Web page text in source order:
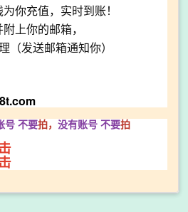
你充值，实时到账！
上你的邮箱，
（发送邮箱通知你）
号 不要拍， 没有账号 不要拍